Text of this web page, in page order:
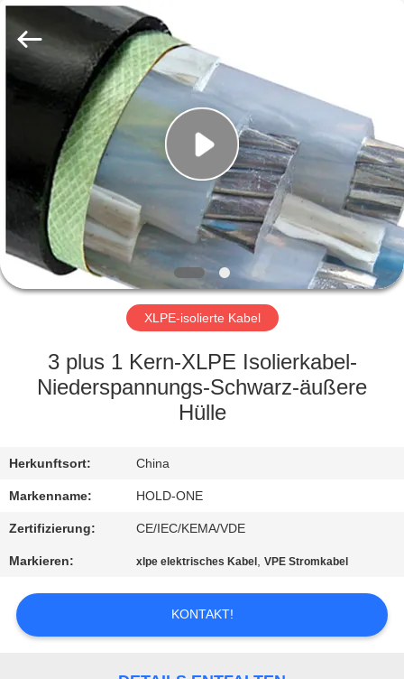
HAUS
PRODUKTE
VIDEOS
ÜBER
UNS
FABRIK-
AUSFLUG
TRETEN
SIE
MIT
IN
VERBINDUNG
Cable
Ltd..
XLPE-isolierte Kabel
3 plus 1 Kern-XLPE Isolierkabel-
Niederspannungs-Schwarz-äußere
Hülle
Herkunftsort: China
Markenname: HOLD-ONE
Zertifizierung: CE/IEC/KEMA/VDE
Markieren: xlpe elektrisches Kabel ,VPE Stromkabel
KONTAKT!